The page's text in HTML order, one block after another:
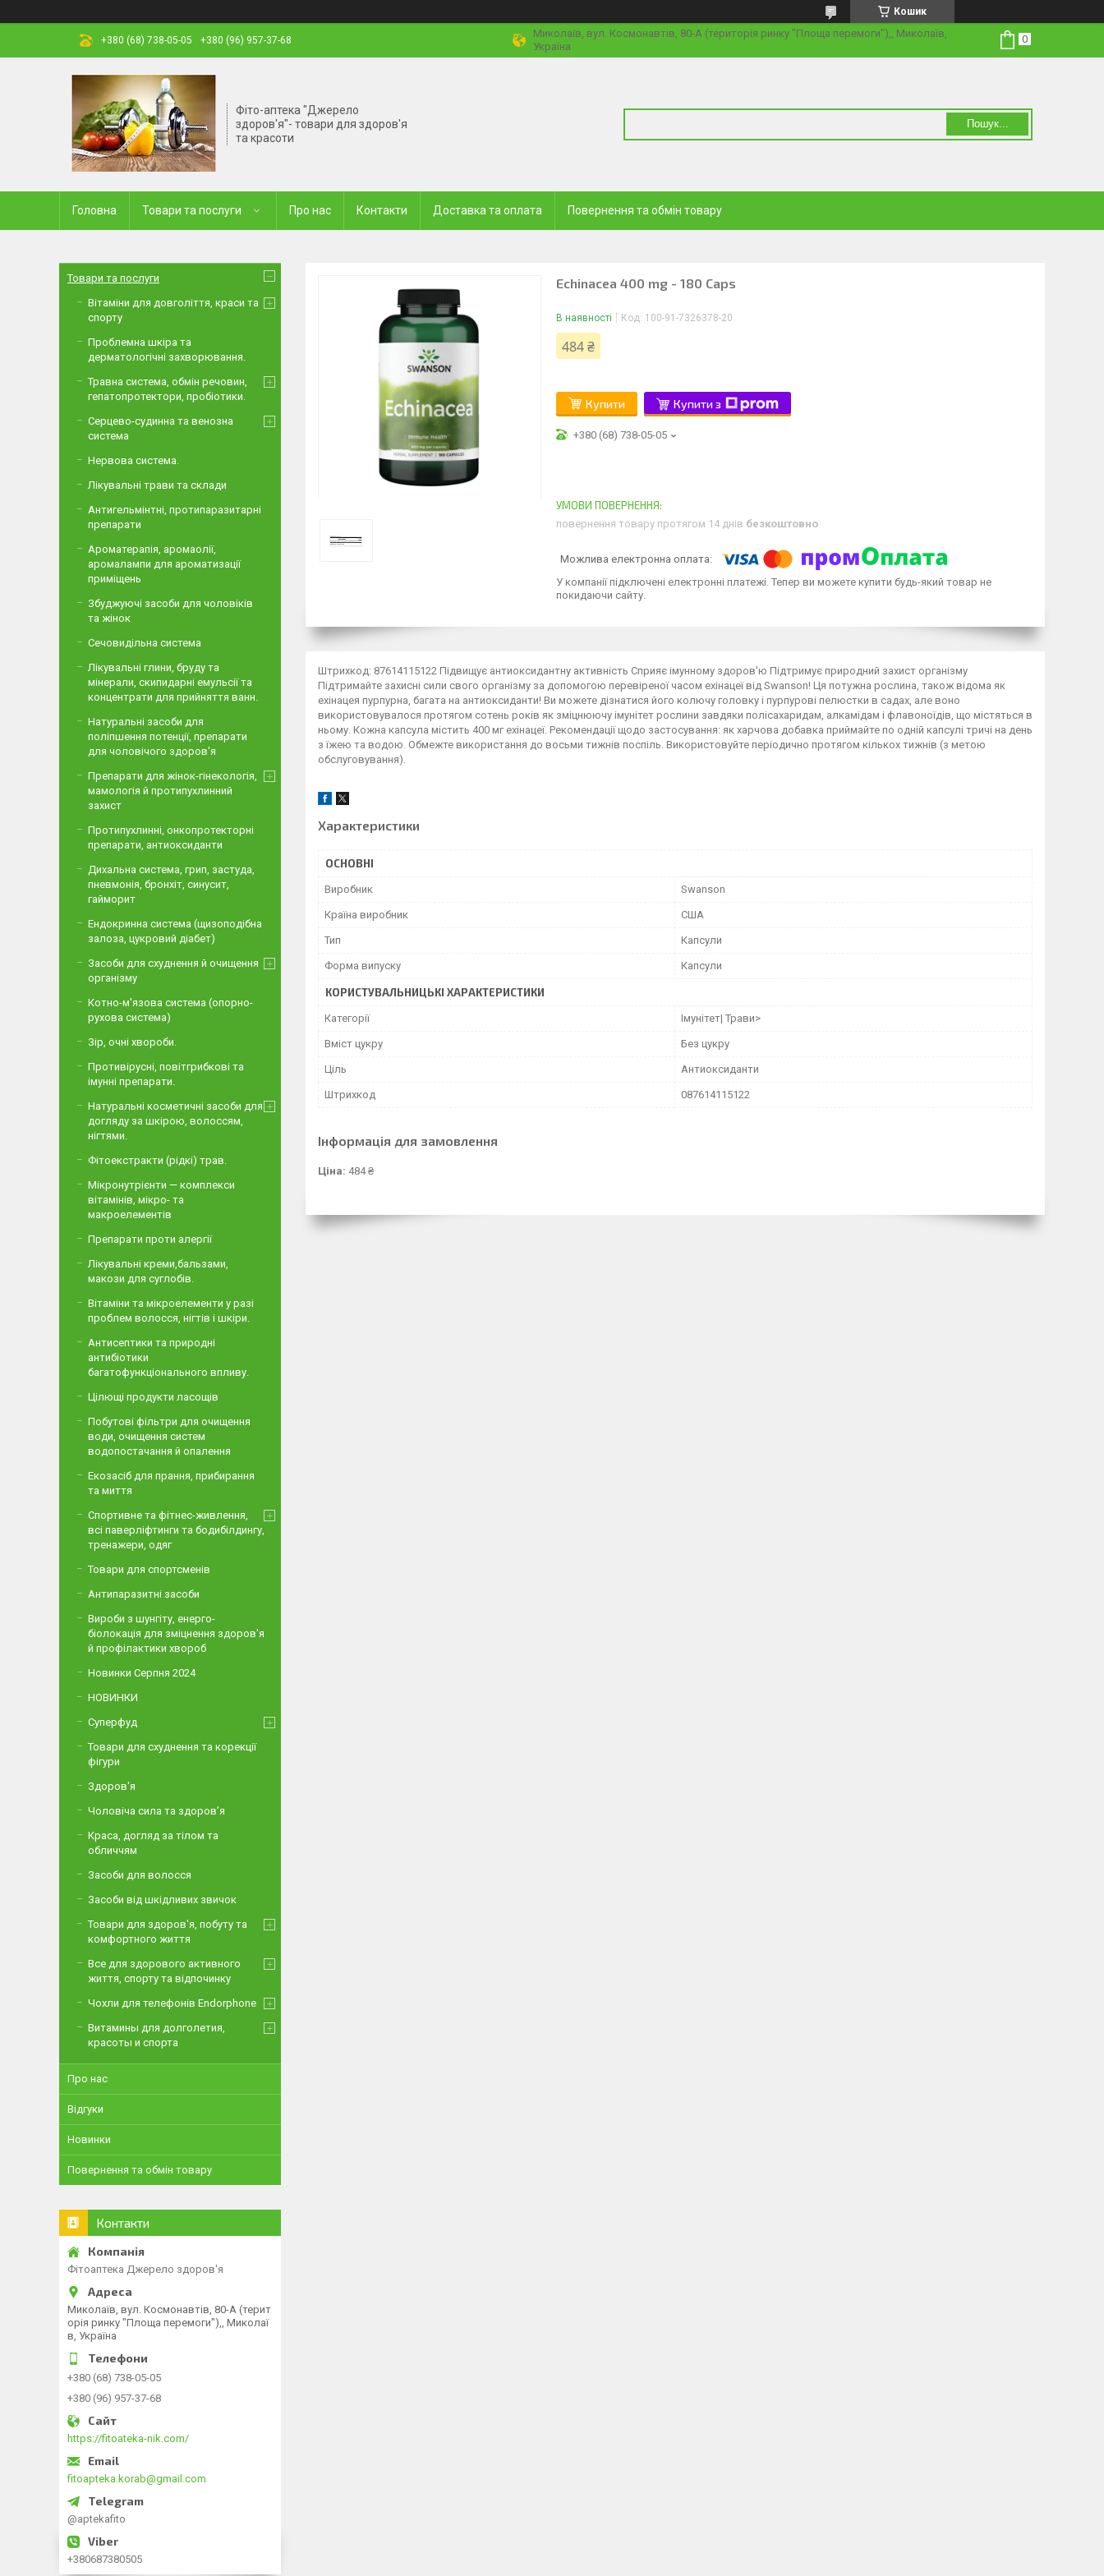
Кошик
+380 (68) 738-05-05 +380 (96) 957-37-68
Миколаїв, вул. Космонавтів, 80-А (територія ринку "Площа перемоги"),, Миколаїв,
Україна
Фіто-аптека "Джерело
здоров'я"- товари для здоров'я
та красоти
Пошук...
Головна Товари та послуги Про нас Контакти Доставка та оплата Повернення та обмін товару
Echinacea 400 mg - 180 Caps
В наявності Код: 100-91-7326378-20
484 ₴
Купити Купити з
+380 (68) 738-05-05
повернення товару протягом 14 днів безкоштовно
У компанії підключені електронні платежі. Тепер ви можете купити будь-який товар не
покидаючи сайту.
Штрихкод: 87614115122 Підвищує антиоксидантну активність Сприяє імунному здоров'ю Підтримує природний захист організму
Підтримайте захисні сили свого організму за допомогою перевіреної часом ехінацеї від Swanson! Ця потужна рослина, також відома як
ехінацея пурпурна, багата на антиоксиданти! Ви можете дізнатися його колючу головку і пурпурові пелюстки в садах, але воно
використовувалося протягом сотень років як зміцнюючу імунітет рослини завдяки полісахаридам, алкамідам і флавоноїдів, що містяться в
ньому. Кожна капсула містить 400 мг ехінацеї. Рекомендації щодо застосування: як харчова добавка приймайте по одній капсулі тричі на день
з їжею та водою. Обмежте використання до восьми тижнів поспіль. Використовуйте періодично протягом кількох тижнів (з метою
обслуговування).
Характеристики
ОСНОВНІ
Виробник Swanson
Країна виробник США
Тип Капсули
Форма випуску Капсули
КОРИСТУВАЛЬНИЦЬКІ ХАРАКТЕРИСТИКИ
Категорії Імунітет| Трави>
Вміст цукру Без цукру
Ціль Антиоксиданти
Штрихкод 087614115122
Інформація для замовлення
Ціна: 484 ₴
Товари та послуги
Вітаміни для довголіття, краси та
спорту
Проблемна шкіра та
дерматологічні захворювання.
Травна система, обмін речовин,
гепатопротектори, пробіотики.
Серцево-судинна та венозна
система
Нервова система.
Лікувальні трави та склади
Антигельмінтні, протипаразитарні
препарати
Ароматерапія, аромаолії,
аромалампи для ароматизації
приміщень
Збуджуючі засоби для чоловіків
та жінок
Сечовидільна система
Лікувальні глини, бруду та
мінерали, скипидарні емульсії та
концентрати для прийняття ванн.
Натуральні засоби для
поліпшення потенції, препарати
для чоловічого здоров'я
Препарати для жінок-гінекологія,
мамологія й протипухлинний
захист
Протипухлинні, онкопротекторні
препарати, антиоксиданти
Дихальна система, грип, застуда,
пневмонія, бронхіт, синусит,
гайморит
Ендокринна система (щизоподібна
залоза, цукровий діабет)
Засоби для схуднення й очищення
організму
Котно-м'язова система (опорно-
рухова система)
Зір, очні хвороби.
Противірусні, повітгрибкові та
імунні препарати.
Натуральні косметичні засоби для
догляду за шкірою, волоссям,
нігтями.
Фітоекстракти (рідкі) трав.
Мікронутрієнти — комплекси
вітамінів, мікро- та
макроелементів
Препарати проти алергії
Лікувальні креми,бальзами,
макози для суглобів.
Вітаміни та мікроелементи у разі
проблем волосся, нігтів і шкіри.
Антисептики та природні
антибіотики
багатофункціонального впливу.
Цілющі продукти ласощів
Побутові фільтри для очищення
води, очищення систем
водопостачання й опалення
Екозасіб для прання, прибирання
та миття
Спортивне та фітнес-живлення,
всі паверліфтинги та бодибілдингу,
тренажери, одяг
Товари для спортсменів
Антипаразитні засоби
Вироби з шунгіту, енерго-
біолокація для зміцнення здоров'я
й профілактики хвороб
Новинки Серпня 2024
НОВИНКИ
Суперфуд
Товари для схуднення та корекції
фігури
Здоров'я
Чоловіча сила та здоров’я
Краса, догляд за тілом та
обличчям
Засоби для волосся
Засоби від шкідливих звичок
Товари для здоров'я, побуту та
комфортного життя
Все для здорового активного
життя, спорту та відпочинку
Чохли для телефонів Endorphone
Витамины для долголетия,
красоты и спорта
Про нас
Відгуки
Новинки
Повернення та обмін товару
Контакти
Фітоаптека Джерело здоров'я
Миколаїв, вул. Космонавтів, 80-А (терит
орія ринку "Площа перемоги"),, Миколаї
в, Україна
+380 (68) 738-05-05
+380 (96) 957-37-68
https://fitoateka-nik.com/
fitoapteka.korab@gmail.com
@aptekafito
+380687380505